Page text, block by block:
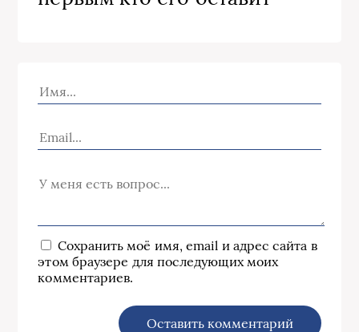
Сохранить моё имя, email и адрес сайта в
этом браузере для последующих моих
комментариев.